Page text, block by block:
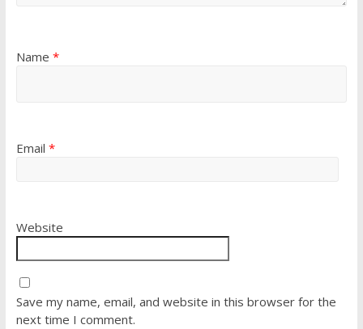
Name *
Email *
Website
Save my name, email, and website in this browser for the
next time I comment.